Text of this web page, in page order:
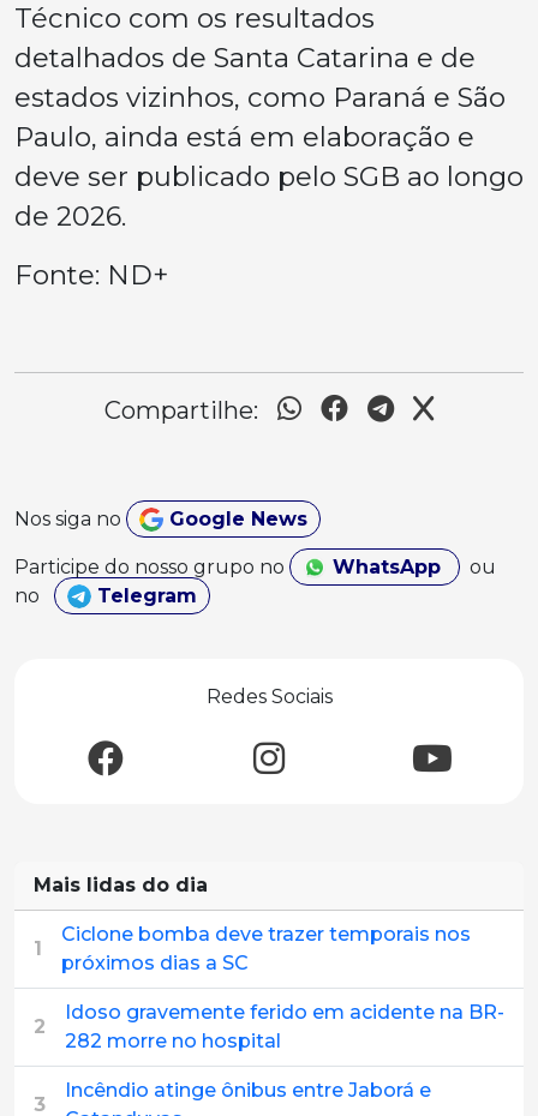
Técnico com os resultados
detalhados de Santa Catarina e de
estados vizinhos, como Paraná e São
Paulo, ainda está em elaboração e
deve ser publicado pelo SGB ao longo
de 2026.
Fonte: ND+
Compartilhe:
Nos siga no Google News
Participe do nosso grupo no WhatsApp
ou
no
Telegram
Redes Sociais
Mais lidas do dia
1
Ciclone bomba deve trazer temporais nos
próximos dias a SC
2
Idoso gravemente ferido em acidente na BR-
282 morre no hospital
3
Incêndio atinge ônibus entre Jaborá e